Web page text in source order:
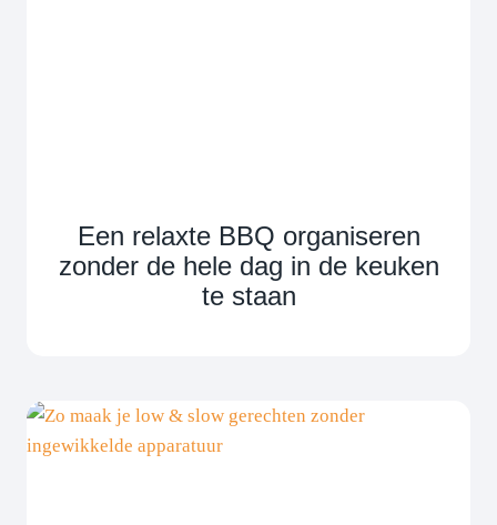
Een relaxte BBQ organiseren
zonder de hele dag in de keuken
te staan